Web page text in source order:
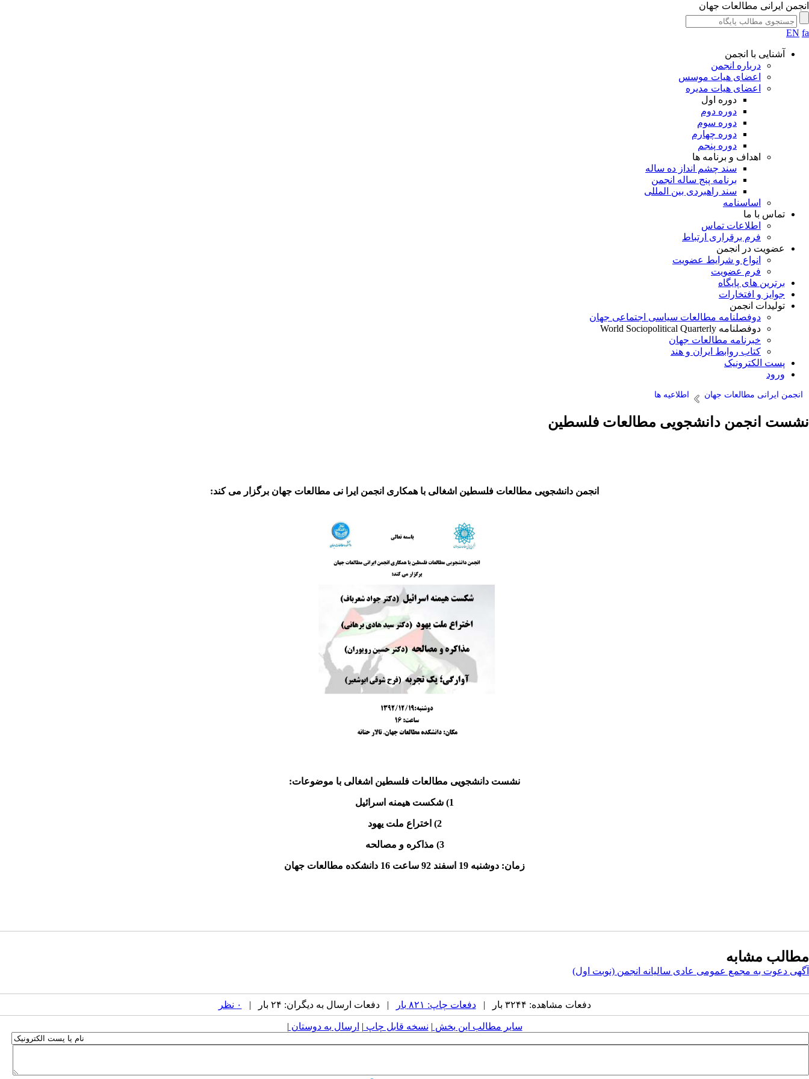
انجمن ایرانی مطالعات جهان
EN fa
آشنایی با انجمن
درباره انجمن
اعضای هیات موسس
اعضای هیات مدیره
دوره اول
دوره دوم
دوره سوم
دوره چهارم
دوره پنجم
اهداف و برنامه ها
سند چشم انداز ده ساله
برنامه پنج ساله انجمن
سند راهبردی بین المللی
اساسنامه
تماس با ما
اطلاعات تماس
فرم برقراری ارتباط
عضویت در انجمن
انواع و شرایط عضویت
فرم عضویت
برترین های پایگاه
جوایز و افتخارات
تولیدات انجمن
دوفصلنامه مطالعات سیاسی اجتماعی جهان
دوفصلنامه World Sociopolitical Quarterly
خبرنامه مطالعات جهان
کتاب روابط ایران و هند
پست الکترونیک
ورود
انجمن ایرانی مطالعات جهان اطلاعیه ها
نشست انجمن دانشجویی مطالعات فلسطین
انجمن دانشجویی مطالعات فلسطین اشغالی با همکاری انجمن ایرا نی مطالعات جهان برگزار می کند:
نشست دانشجویی مطالعات فلسطین اشغالی با موضوعات:
1) شکست هیمنه اسرائیل
2) اختراع ملت یهود
3) مذاکره و مصالحه
زمان: دوشنبه 19 اسفند 92 ساعت 16 دانشکده مطالعات جهان
مطالب مشابه
آگهی دعوت به مجمع عمومی عادی سالیانه انجمن (نوبت اول)
دفعات مشاهده: ۳۲۴۴ بار | دفعات چاپ: ۸۲۱ بار | دفعات ارسال به دیگران: ۲۴ بار | ۰ نظر
سایر مطالب این بخش | نسخه قابل چاپ | ارسال به دوستان |